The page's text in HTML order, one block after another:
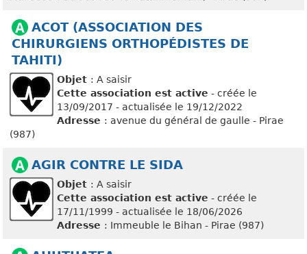
ACOT (ASSOCIATION DES
CHIRURGIENS ORTHOPÉDISTES DE
TAHITI)
Objet : A saisir
Cette association est active - créée le
13/09/2017 - actualisée le 19/12/2022
Adresse : avenue du général de gaulle - Pirae
(987)
AGIR CONTRE LE SIDA
Objet : A saisir
Cette association est active - créée le
17/11/1999 - actualisée le 18/06/2026
Adresse : Immeuble le Bihan - Pirae (987)